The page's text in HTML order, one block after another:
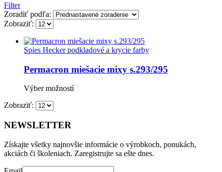
Filter
Zoradiť podľa:
Zobraziť:
Spies Hecker podkladové a krycie farby
Permacron miešacie mixy s.293/295
Výber možnostíTento
si
môžete
vybrať
na
Zobraziť:
NEWSLETTER
Získajte všetky najnovšie informácie o výrobkoch, ponukách,
akciách či školeniach. Zaregistrujte sa ešte dnes.